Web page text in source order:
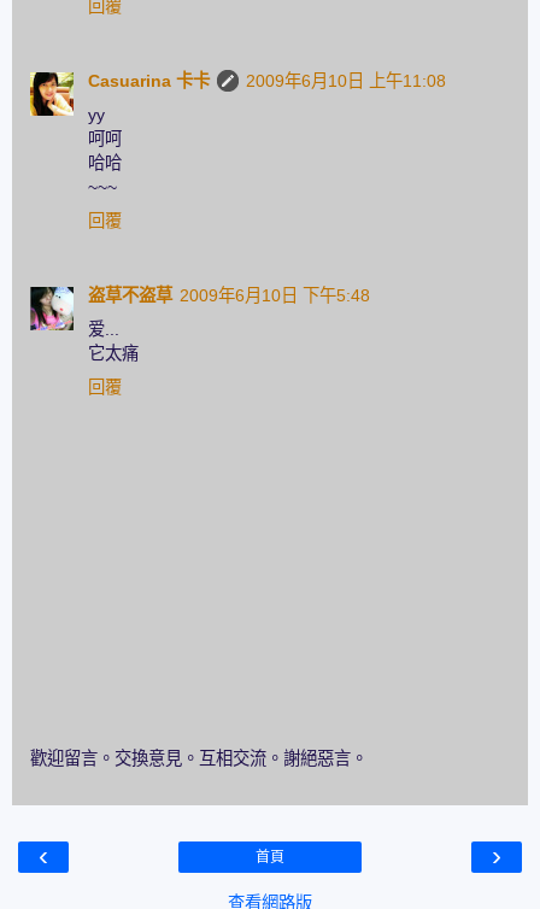
回覆
Casuarina 卡卡
2009年6月10日 上午11:08
yy
呵呵
哈哈
~~~
回覆
盗草不盗草 2009年6月10日 下午5:48
爱...
它太痛
回覆
歡迎留言。交換意見。互相交流。謝絕惡言。
‹ ›
首頁
查看網路版